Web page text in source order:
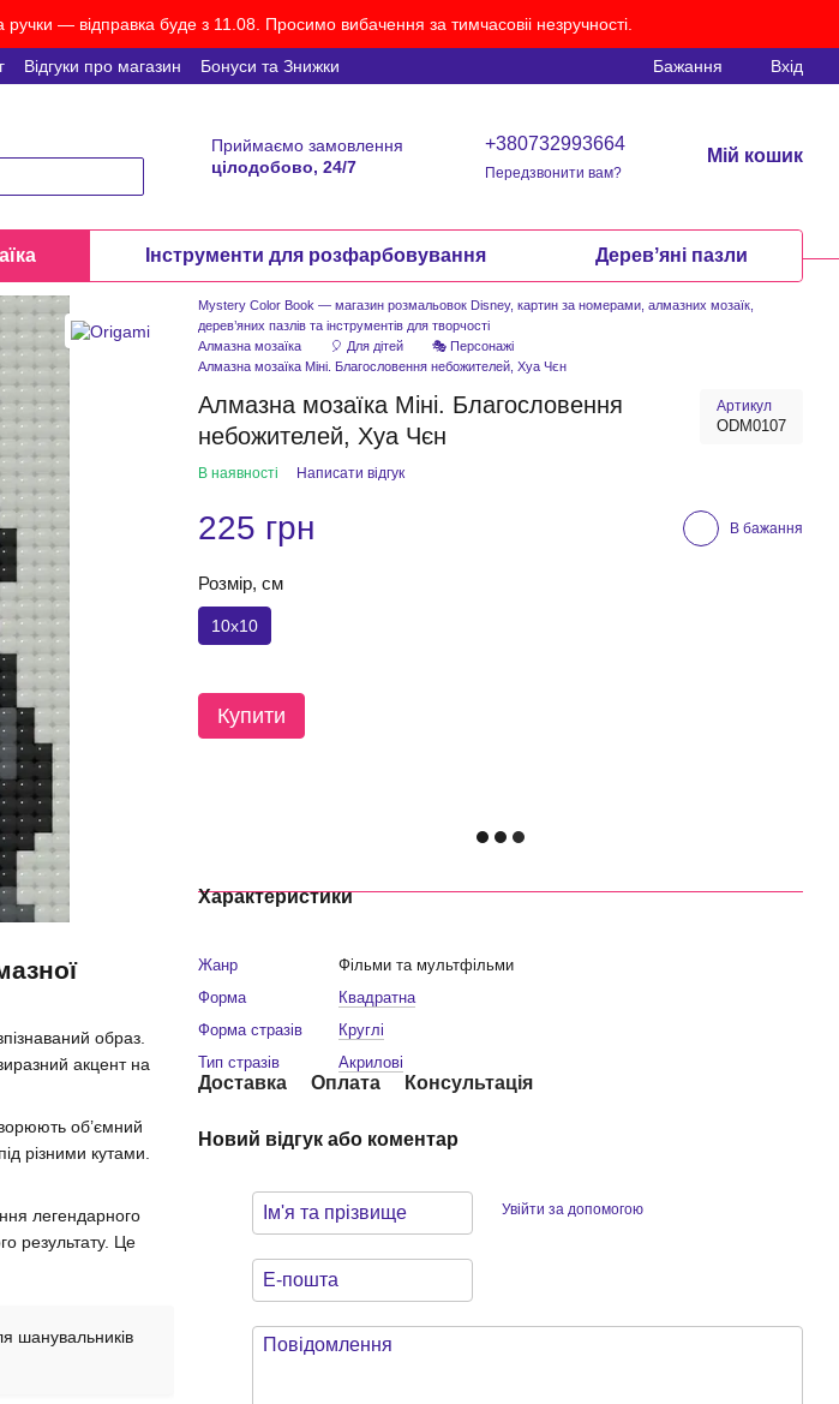
— відправка буде з 11.08. Просимо вибачення за тимчасовіі незручності.
Відгуки про магазин Бонуси та Знижки Бажання Вхід
Приймаємо замовлення
цілодобово, 24/7
+380732993664
Передзвонити вам?
Мій кошик
Інструменти для розфарбовування Деревʼяні пазли
образ.
акцент на
об’ємний
різними кутами.
легендарного
результату. Це
шанувальників
Mystery Color Book — магазин розмальовок Disney, картин за номерами, алмазних мозаїк,
дерев’яних пазлів та інструментів для творчості
Алмазна мозаїка
🎈 Для дітей
🎭 Персонажі
Алмазна мозаїка Міні. Благословення небожителей, Хуа Чєн
Алмазна мозаїка Міні. Благословення
небожителей, Хуа Чєн
Артикул
ODM0107
В наявності Написати відгук
225 грн В бажання
Розмір, см
10x10
Купити
Характеристики
Жанр
Фільми та мультфільми
Форма
Квадратна
Форма стразів
Круглі
Тип стразів
Акрилові
Доставка Оплата Консультація
Новий відгук або коментар
Увійти за допомогою